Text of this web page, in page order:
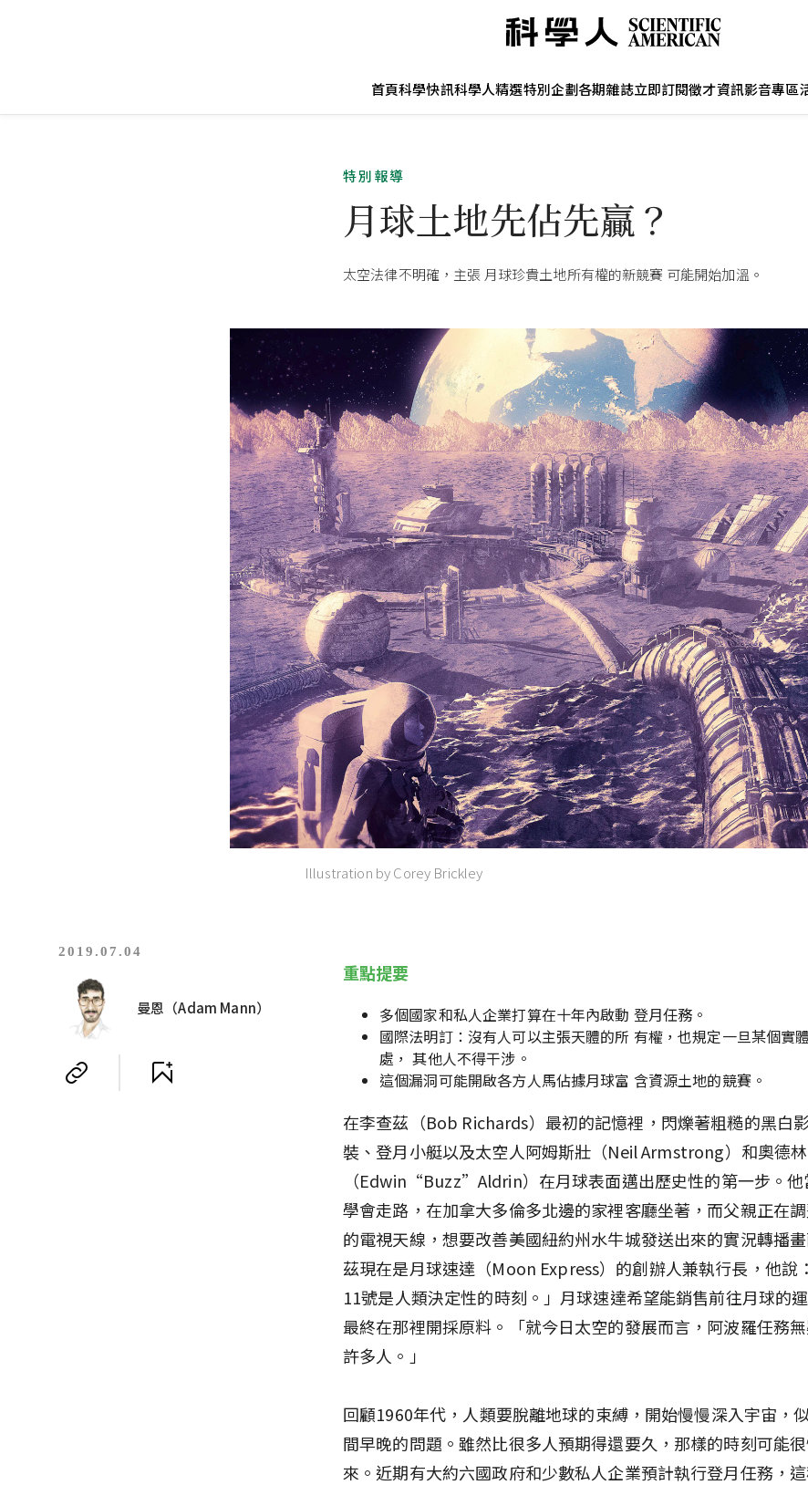
首頁科學快訊科學人精選特別企劃各期雜誌立即訂閱徵才資訊影音專區
特別報導
月球土地先佔先贏？
太空法律不明確，主張 月球珍貴土地所有權的新競賽 可能開始加溫。
Illustration by Corey Brickley
2019.07.04
曼恩（Adam Mann）
重點提要
多個國家和私人企業打算在十年內啟動 登月任務。
國際法明訂：沒有人可以主張天體的所 有權，也規定一旦某個實
處， 其他人不得干涉。
這個漏洞可能開啟各方人馬佔據月球富 含資源土地的競賽。
在李查茲（Bob Richards）最初的記憶裡，閃爍著粗糙的黑白
裝、登月小艇以及太空人阿姆斯壯（Neil Armstrong）和奧德林
（Edwin“Buzz”Aldrin）在月球表面邁出歷史性的第一步。他
學會走路，在加拿大多倫多北邊的家裡客廳坐著，而父親正在
的電視天線，想要改善美國紐約州水牛城發送出來的實況轉播
茲現在是月球速達（Moon Express）的創辦人兼執行長，他說
11號是人類決定性的時刻。」月球速達希望能銷售前往月球的
最終在那裡開採原料。「就今日太空的發展而言，阿波羅任務
許多人。」
回顧1960年代，人類要脫離地球的束縛，開始慢慢深入宇宙，
間早晚的問題。雖然比很多人預期得還要久，那樣的時刻可能
來。近期有大約六國政府和少數私人企業預計執行登月任務，